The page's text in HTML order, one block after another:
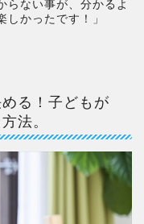
らない事が、分かるよ
しかったです！」
る！子どもが
法。